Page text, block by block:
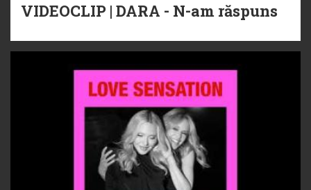
VIDEOCLIP | DARA - N-am răspuns